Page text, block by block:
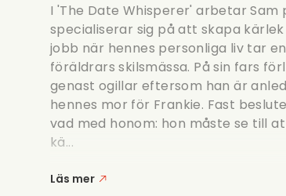
I 'The Date Whisperer' arbetar
specialiserar sig på att skapa
jobb när hennes personliga liv tar
föräldrars skilsmässa. På sin fars
genast ogillar eftersom han är
hennes mor för Frankie. Fast
vad med honom: hon måste se till
kä...
Läs mer